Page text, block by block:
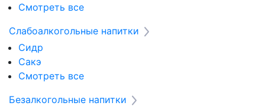
Смотреть все
Слабоалкогольные напитки
Сидр
Сакэ
Смотреть все
Безалкогольные напитки